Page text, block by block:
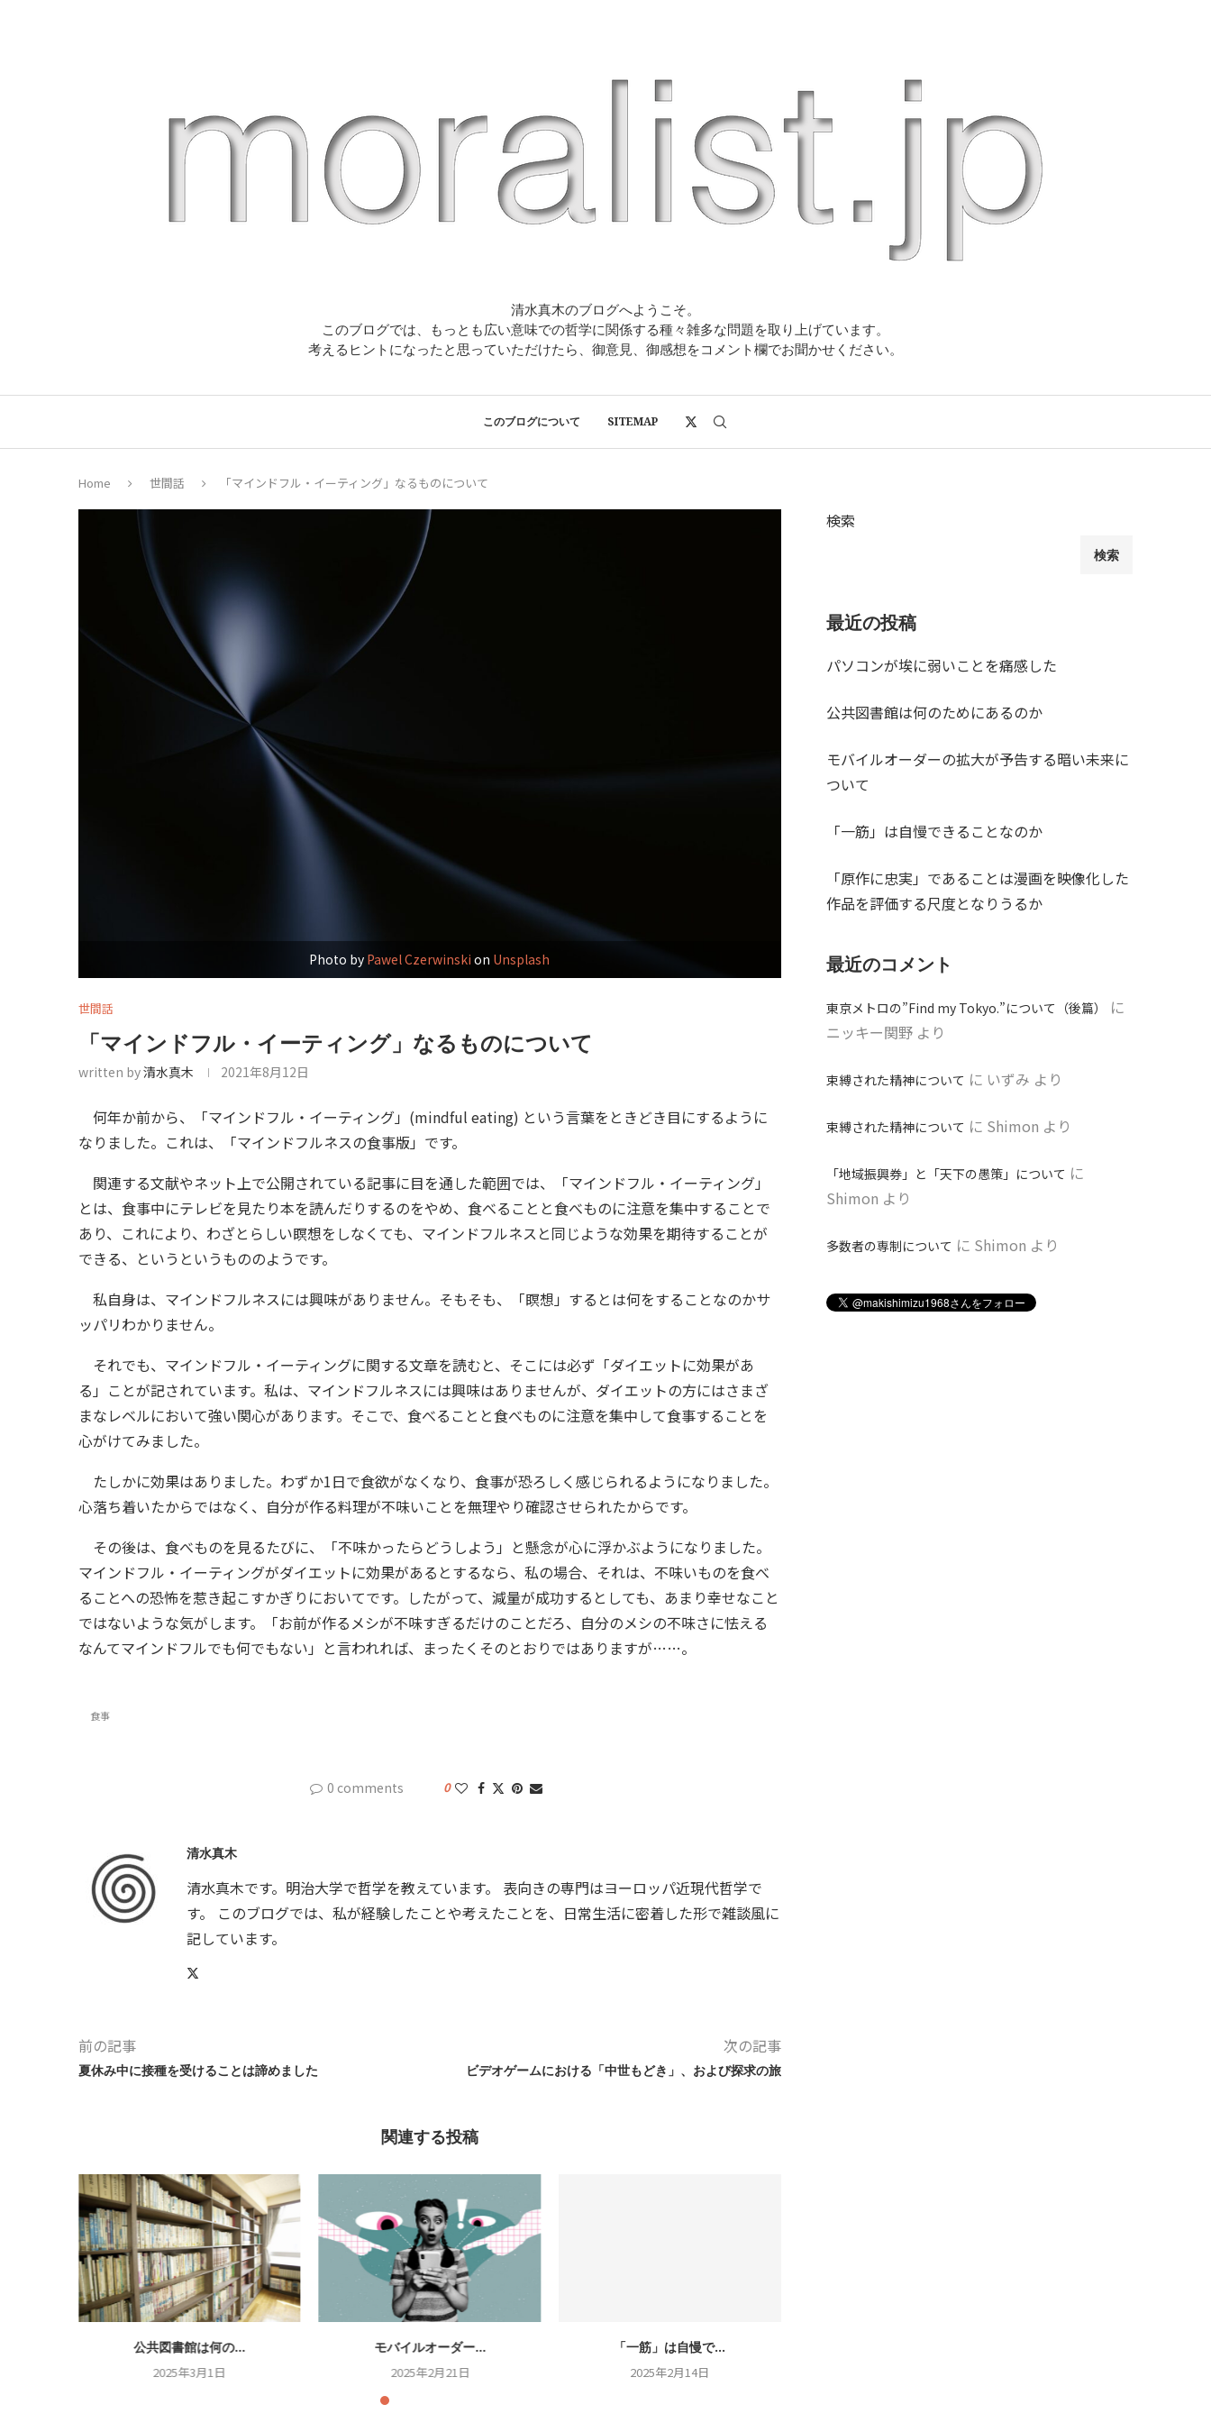
清水真木のブログへようこそ。
このブログでは、もっとも広い意味での哲学に関係する種々雑多な問題を取り上げています。
考えるヒントになったと思っていただけたら、御意見、御感想をコメント欄でお聞かせください。
このブログについて SITEMAP
Home 世間話 「マインドフル・イーティング」なるものについて
Photo by Pawel Czerwinski on Unsplash
世間話
「マインドフル・イーティング」なるものについて
written by清水真木 2021年8月12日
何年か前から、「マインドフル・イーティング」(mindful eating) という言葉をときどき目にするように
なりました。これは、「マインドフルネスの食事版」です。
関連する文献やネット上で公開されている記事に目を通した範囲では、「マインドフル・イーティング」
とは、食事中にテレビを見たり本を読んだりするのをやめ、食べることと食べものに注意を集中することで
あり、これにより、わざとらしい瞑想をしなくても、マインドフルネスと同じような効果を期待することが
できる、というというもののようです。
私自身は、マインドフルネスには興味がありません。そもそも、「瞑想」するとは何をすることなのかサ
ッパリわかりません。
それでも、マインドフル・イーティングに関する文章を読むと、そこには必ず「ダイエットに効果があ
る」ことが記されています。私は、マインドフルネスには興味はありませんが、ダイエットの方にはさまざ
まなレベルにおいて強い関心があります。そこで、食べることと食べものに注意を集中して食事することを
心がけてみました。
たしかに効果はありました。わずか1日で食欲がなくなり、食事が恐ろしく感じられるようになりました。
心落ち着いたからではなく、自分が作る料理が不味いことを無理やり確認させられたからです。
その後は、食べものを見るたびに、「不味かったらどうしよう」と懸念が心に浮かぶようになりました。
マインドフル・イーティングがダイエットに効果があるとするなら、私の場合、それは、不味いものを食べ
ることへの恐怖を惹き起こすかぎりにおいてです。したがって、減量が成功するとしても、あまり幸せなこと
ではないような気がします。「お前が作るメシが不味すぎるだけのことだろ、自分のメシの不味さに怯える
なんてマインドフルでも何でもない」と言われれば、まったくそのとおりではありますが……。
食事
0 comments 0
清水真木
清水真木です。明治大学で哲学を教えています。 表向きの専門はヨーロッパ近現代哲学で
す。 このブログでは、私が経験したことや考えたことを、日常生活に密着した形で雑談風に
記しています。
前の記事
夏休み中に接種を受けることは諦めました
次の記事
ビデオゲームにおける「中世もどき」、および探求の旅
関連する投稿
公共図書館は何の...
2025年3月1日
モバイルオーダー...
2025年2月21日
「一筋」は自慢で...
2025年2月14日
検索
検索
最近の投稿
パソコンが埃に弱いことを痛感した
公共図書館は何のためにあるのか
モバイルオーダーの拡大が予告する暗い未来に
ついて
「一筋」は自慢できることなのか
「原作に忠実」であることは漫画を映像化した
作品を評価する尺度となりうるか
最近のコメント
東京メトロの”Find my Tokyo.”について（後篇）
に
ニッキー関野 より
束縛された精神について に いずみ より
束縛された精神について に Shimon より
「地域振興券」と「天下の愚策」について に
Shimon より
多数者の専制について に Shimon より